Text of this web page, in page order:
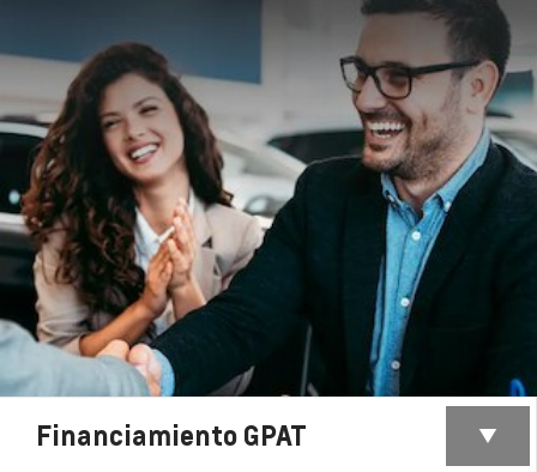
Financiamiento GPAT